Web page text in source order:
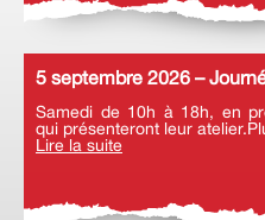
5 septembre 2026 –
Samedi de 10h à 18h, en
qui présenteront leur
Lire la suite